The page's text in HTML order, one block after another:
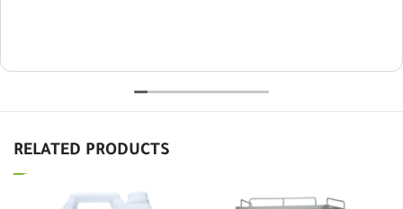
RELATED PRODUCTS